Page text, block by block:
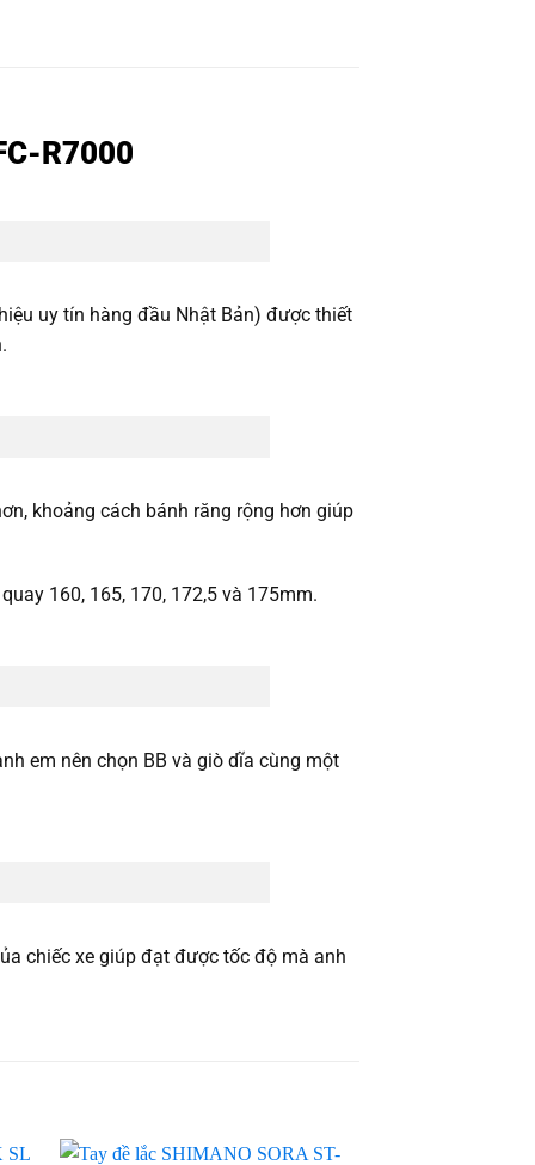
R7000
uy tín hàng đầu Nhật Bản) được thiết
khoảng cách bánh răng rộng hơn giúp
160, 165, 170, 172,5 và 175mm.
em nên chọn BB và giò dĩa cùng một
chiếc xe giúp đạt được tốc độ mà anh